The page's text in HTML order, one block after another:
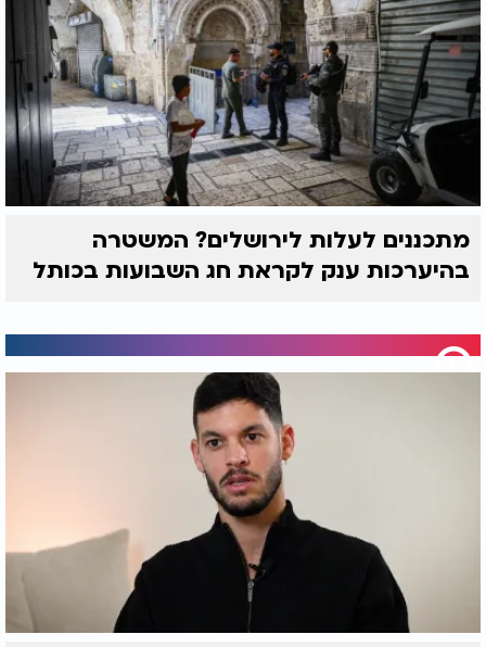
מתכננים לעלות לירושלים? המשטרה
בהיערכות ענק לקראת חג השבועות בכותל